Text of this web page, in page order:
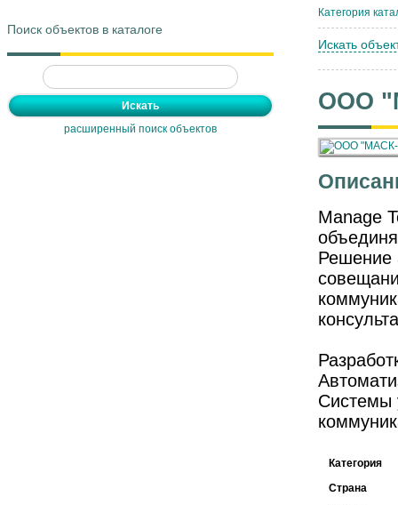
Поиск объектов в каталоге
расширенный поиск объектов
Категория
Искать
ООО
Manage
Решение
Системы
Категория
Страна